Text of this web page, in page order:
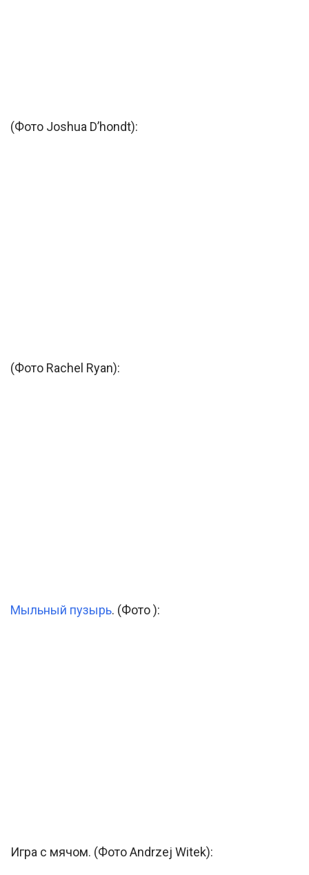
(Фото Joshua D’hondt):
(Фото Rachel Ryan):
Мыльный пузырь. (Фото ):
Игра с мячом. (Фото Andrzej Witek):